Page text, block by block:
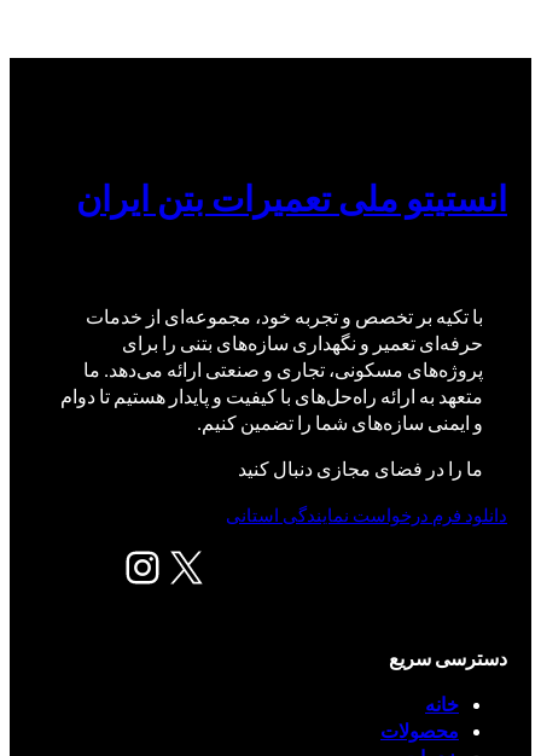
انستیتو ملی تعمیرات بتن ایران
با تکیه بر تخصص و تجربه خود، مجموعه‌ای از خدمات
حرفه‌ای تعمیر و نگهداری سازه‌های بتنی را برای
پروژه‌های مسکونی، تجاری و صنعتی ارائه می‌دهد. ما
متعهد به ارائه راه‌حل‌های با کیفیت و پایدار هستیم تا دوام
و ایمنی سازه‌های شما را تضمین کنیم.
ما را در فضای مجازی دنبال کنید
X اینستاگرم
دانلود فرم درخواست نمایندگی استانی
دسترسی سریع
خانه
محصولات